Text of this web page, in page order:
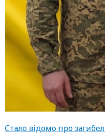
Стало відомо про